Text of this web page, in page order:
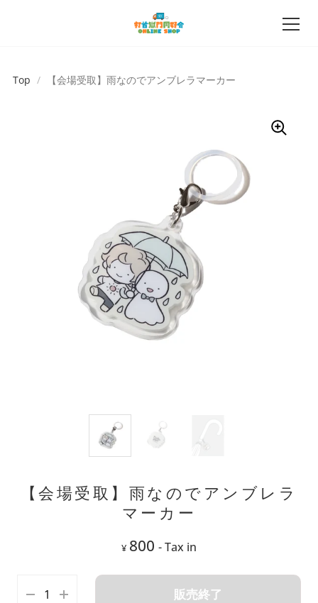
【会場受取】雨なのでアンブレラ
マーカー
¥ 800 - Tax in
販売終了
Top / 【会場受取】雨なのでアンブレラマーカー